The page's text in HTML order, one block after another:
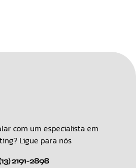
com um especialista em
Ligue para nós
2191-2898